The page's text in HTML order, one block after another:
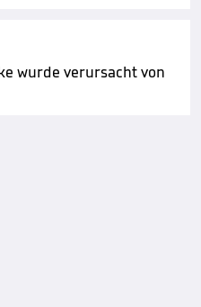
wurde verursacht von